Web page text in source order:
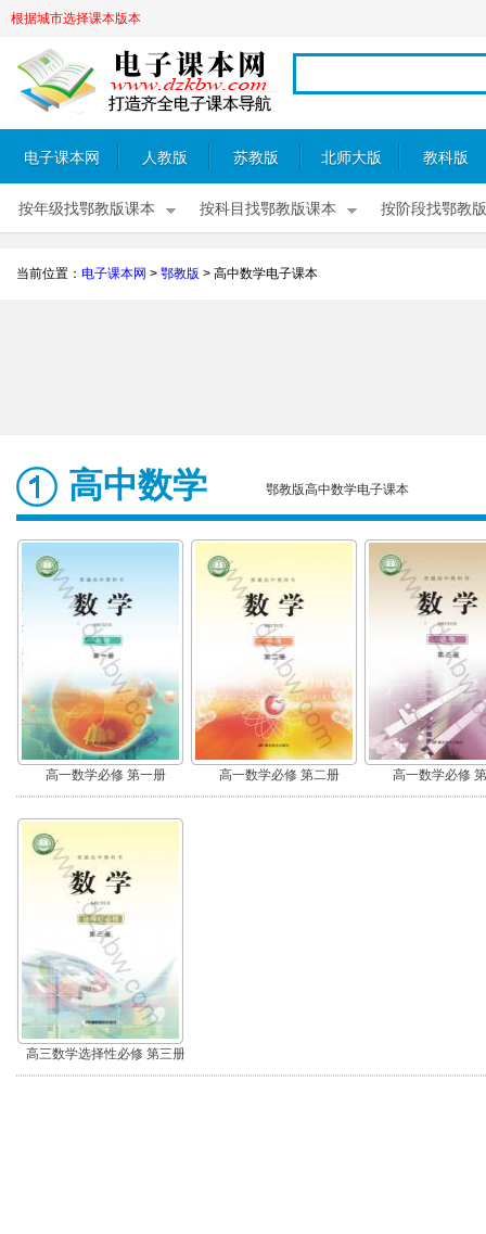
根据城市选择课本版本
电子课本网 人教版 苏教版 北师大版 教科版
按年级找鄂教版课本 按科目找鄂教版课本 按阶段找鄂教
当前位置： 电子课本网 > 鄂教版 > 高中数学电子课本
高中数学 鄂教版高中数学电子课本
高一数学必修 第一册 高一数学必修 第二册 高一数学必修
高三数学选择性必修 第三册